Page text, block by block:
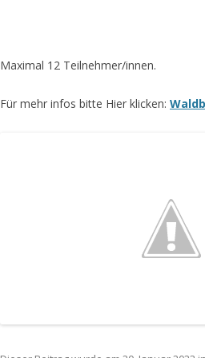
Maximal 12 Teilnehmer/innen.
Für mehr infos bitte Hier klicken: